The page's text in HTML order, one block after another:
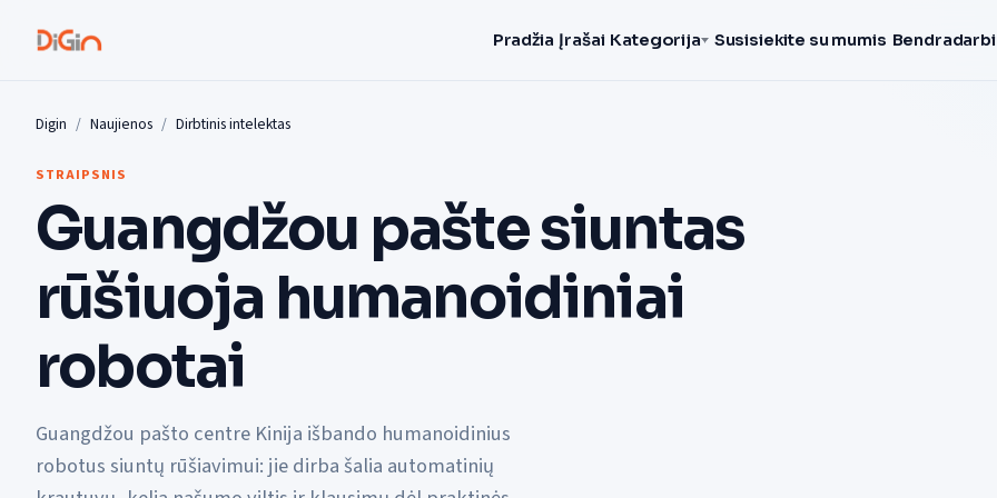
Pradžia Įrašai Kategorija Susisiekite su mumis
Digin Naujienos Dirbtinis intelektas
STRAIPSNIS
Guangdžou pašte siuntas
rūšiuoja humanoidiniai
robotai
Guangdžou pašto centre Kinija išbando humanoidinius
robotus siuntų rūšiavimui: jie dirba šalia automatinių